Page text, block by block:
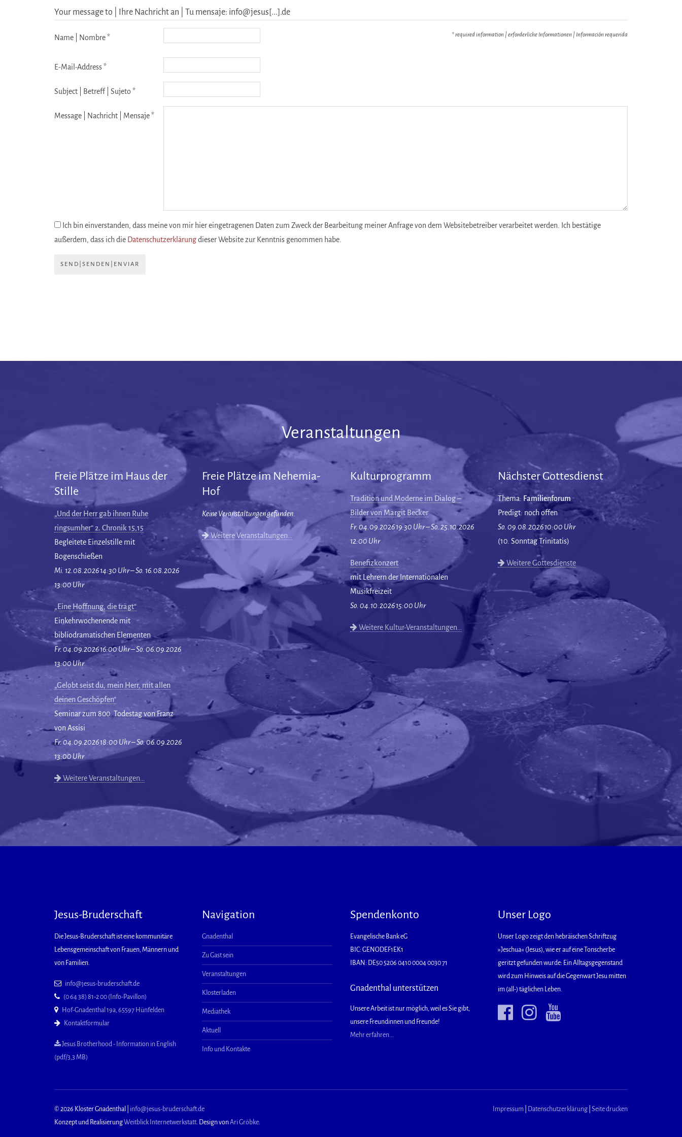
Your message to | Ihre Nachricht an | Tu mensaje: info@jesus[...].de
* required information | erforderliche Informationen | Información requerida
Name | Nombre *
E-Mail-Address *
Subject | Betreff | Sujeto *
Message | Nachricht | Mensaje *
Ich bin einverstanden, dass meine von mir hier eingetragenen Daten zum Zweck der Bearbeitung meiner Anfrage von dem Websitebetreiber verarbeitet werden. Ich bestätige
außerdem, dass ich die Datenschutzerklärungdieser Website zur Kenntnis genommen habe.
SEND|SENDEN|ENVIAR
Veranstaltungen
Freie Plätze im Haus der
Stille
„Und der Herr gab ihnen Ruhe
ringsumher“ 2. Chronik 15,15
Begleitete Einzelstille mit
Bogenschießen
Mi. 12.08.2026 14:30 Uhr – So. 16.08.2026
13:00 Uhr
„Eine Hoffnung, die trägt“
Einkehrwochenende mit
bibliodramatischen Elementen
Fr. 04.09.2026 16:00 Uhr – So. 06.09.2026
13:00 Uhr
„Gelobt seist du, mein Herr, mit allen
deinen Geschöpfen“
Seminar zum 800. Todestag von Franz
von Assisi
Fr. 04.09.2026 18:00 Uhr – So. 06.09.2026
13:00 Uhr
Weitere Veranstaltungen…
Freie Plätze im Nehemia-
Hof
Keine Veranstaltungen gefunden.
Weitere Veranstaltungen…
Kulturprogramm
Tradition und Moderne im Dialog –
Bilder von Margit Becker
Fr. 04.09.2026 19:30 Uhr – So. 25.10.2026
12:00 Uhr
Benefizkonzert
mit Lehrern der Internationalen
Musikfreizeit
So. 04.10.2026 15:00 Uhr
Weitere Kultur-Veranstaltungen…
Nächster Gottesdienst
Thema: Familienforum
Predigt: noch offen
So. 09.08.2026 10:00 Uhr
(10. Sonntag Trinitatis)
Weitere Gottesdienste
Jesus-Bruderschaft
Die Jesus-Bruderschaft ist eine kommunitäre
Lebensgemeinschaft von Frauen, Männern und
von Familien.
info@jesus-bruderschaft.de
(0 64 38) 81-2 00 (Info-Pavillon)
Hof-Gnadenthal 19a, 65597 Hünfelden
Kontaktformular
Jesus Brotherhood - Information in English
(pdf/3,3 MB)
Navigation
Gnadenthal
Zu Gast sein
Veranstaltungen
Klosterladen
Mediathek
Aktuell
Info und Kontakte
Spendenkonto
Evangelische Bank eG
BIC: GENODEF1EK1
IBAN: DE50 5206 0410 0004 0030 71
Gnadenthal unterstützen
Unsere Arbeit ist nur möglich, weil es Sie gibt,
unsere Freundinnen und Freunde!
Mehr erfahren...
Unser Logo
Unser Logo zeigt den hebräischen Schriftzug
»Jeschua« (Jesus), wie er auf eine Tonscherbe
geritzt gefunden wurde: Ein Alltagsgegenstand
wird zum Hinweis auf die Gegenwart Jesu mitten
im (all-) täglichen Leben.
Impressum Datenschutzerklärung Seite drucken
© 2026 Kloster Gnadenthal | info@jesus-bruderschaft.de
Konzept und RealisierungWeitblick Internetwerkstatt. Design vonAri Gröbke.